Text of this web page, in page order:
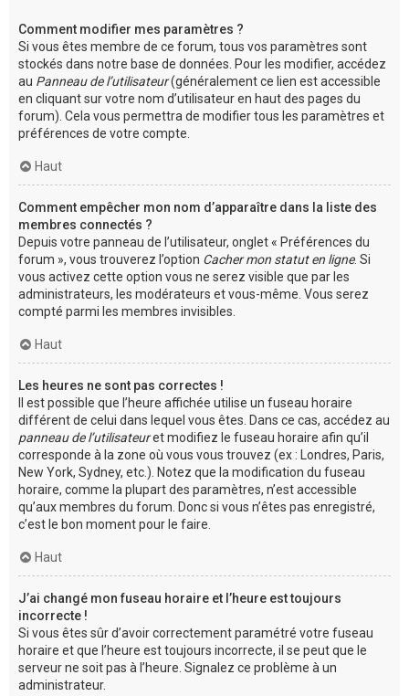
Comment modifier mes paramètres ?
Si vous êtes membre de ce forum, tous vos paramètres sont
stockés dans notre base de données. Pour les modifier, accédez
au Panneau de l’utilisateur(généralement ce lien est accessible
en cliquant sur votre nom d’utilisateur en haut des pages du
forum). Cela vous permettra de modifier tous les paramètres et
préférences de votre compte.
Haut
Comment empêcher mon nom d’apparaître dans la liste des
membres connectés ?
Depuis votre panneau de l’utilisateur, onglet « Préférences du
forum », vous trouverez l’option Cacher mon statut en ligne. Si
vous activez cette option vous ne serez visible que par les
administrateurs, les modérateurs et vous-même. Vous serez
compté parmi les membres invisibles.
Haut
Les heures ne sont pas correctes !
Il est possible que l’heure affichée utilise un fuseau horaire
différent de celui dans lequel vous êtes. Dans ce cas, accédez au
panneau de l’utilisateuret modifiez le fuseau horaire afin qu’il
corresponde à la zone où vous vous trouvez (ex : Londres, Paris,
New York, Sydney, etc.). Notez que la modification du fuseau
horaire, comme la plupart des paramètres, n’est accessible
qu’aux membres du forum. Donc si vous n’êtes pas enregistré,
c’est le bon moment pour le faire.
Haut
J’ai changé mon fuseau horaire et l’heure est toujours
incorrecte !
Si vous êtes sûr d’avoir correctement paramétré votre fuseau
horaire et que l’heure est toujours incorrecte, il se peut que le
serveur ne soit pas à l’heure. Signalez ce problème à un
administrateur.